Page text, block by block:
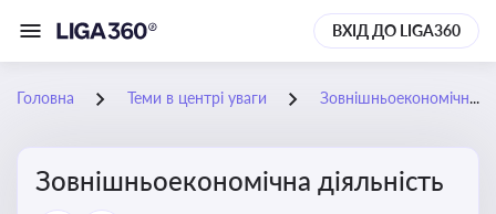
ВХІД ДО LIGA360
Головна Теми в центрі уваги Зовнішньоекономічна діяльність
Зовнішньоекономічна діяльність